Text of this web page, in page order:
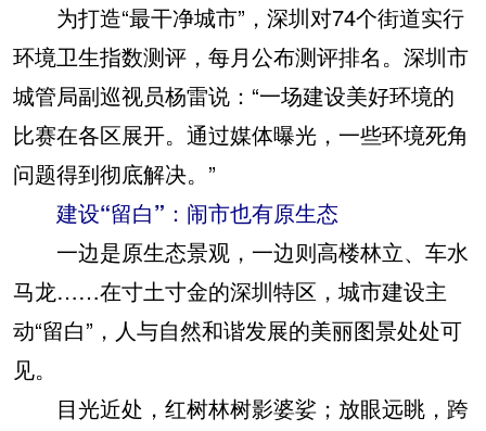
为打造“最干净城市”，深圳对74个街道实行
环境卫生指数测评，每月公布测评排名。深圳市
城管局副巡视员杨雷说：“一场建设美好环境的
比赛在各区展开。通过媒体曝光，一些环境死角
问题得到彻底解决。”
建设“留白”：闹市也有原生态
一边是原生态景观，一边则高楼林立、车水
马龙……在寸土寸金的深圳特区，城市建设主
动“留白”，人与自然和谐发展的美丽图景处处可
见。
目光近处，红树林树影婆娑；放眼远眺，跨